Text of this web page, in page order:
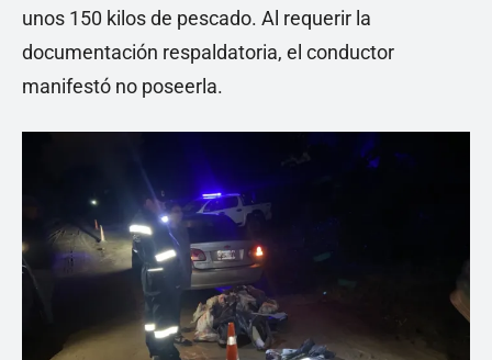
unos 150 kilos de pescado. Al requerir la
documentación respaldatoria, el conductor
manifestó no poseerla.